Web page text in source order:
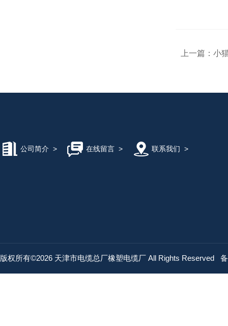
上一篇： 小
公司简介 > 在线留言> 联系我们 >
版权所有©2026 天津市电缆总厂橡塑电缆厂 All Rights Reserved